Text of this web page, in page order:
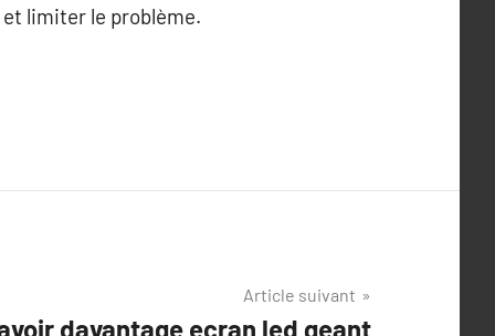
limiter le problème.
Article suivant
davantage ecran led geant